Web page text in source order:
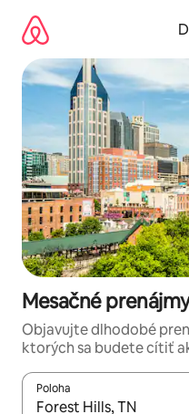
obsah.
Mesačné
Objavujte dlhodobé
ktorých sa budete cítiť
Poloha
Keď budú výsledky k